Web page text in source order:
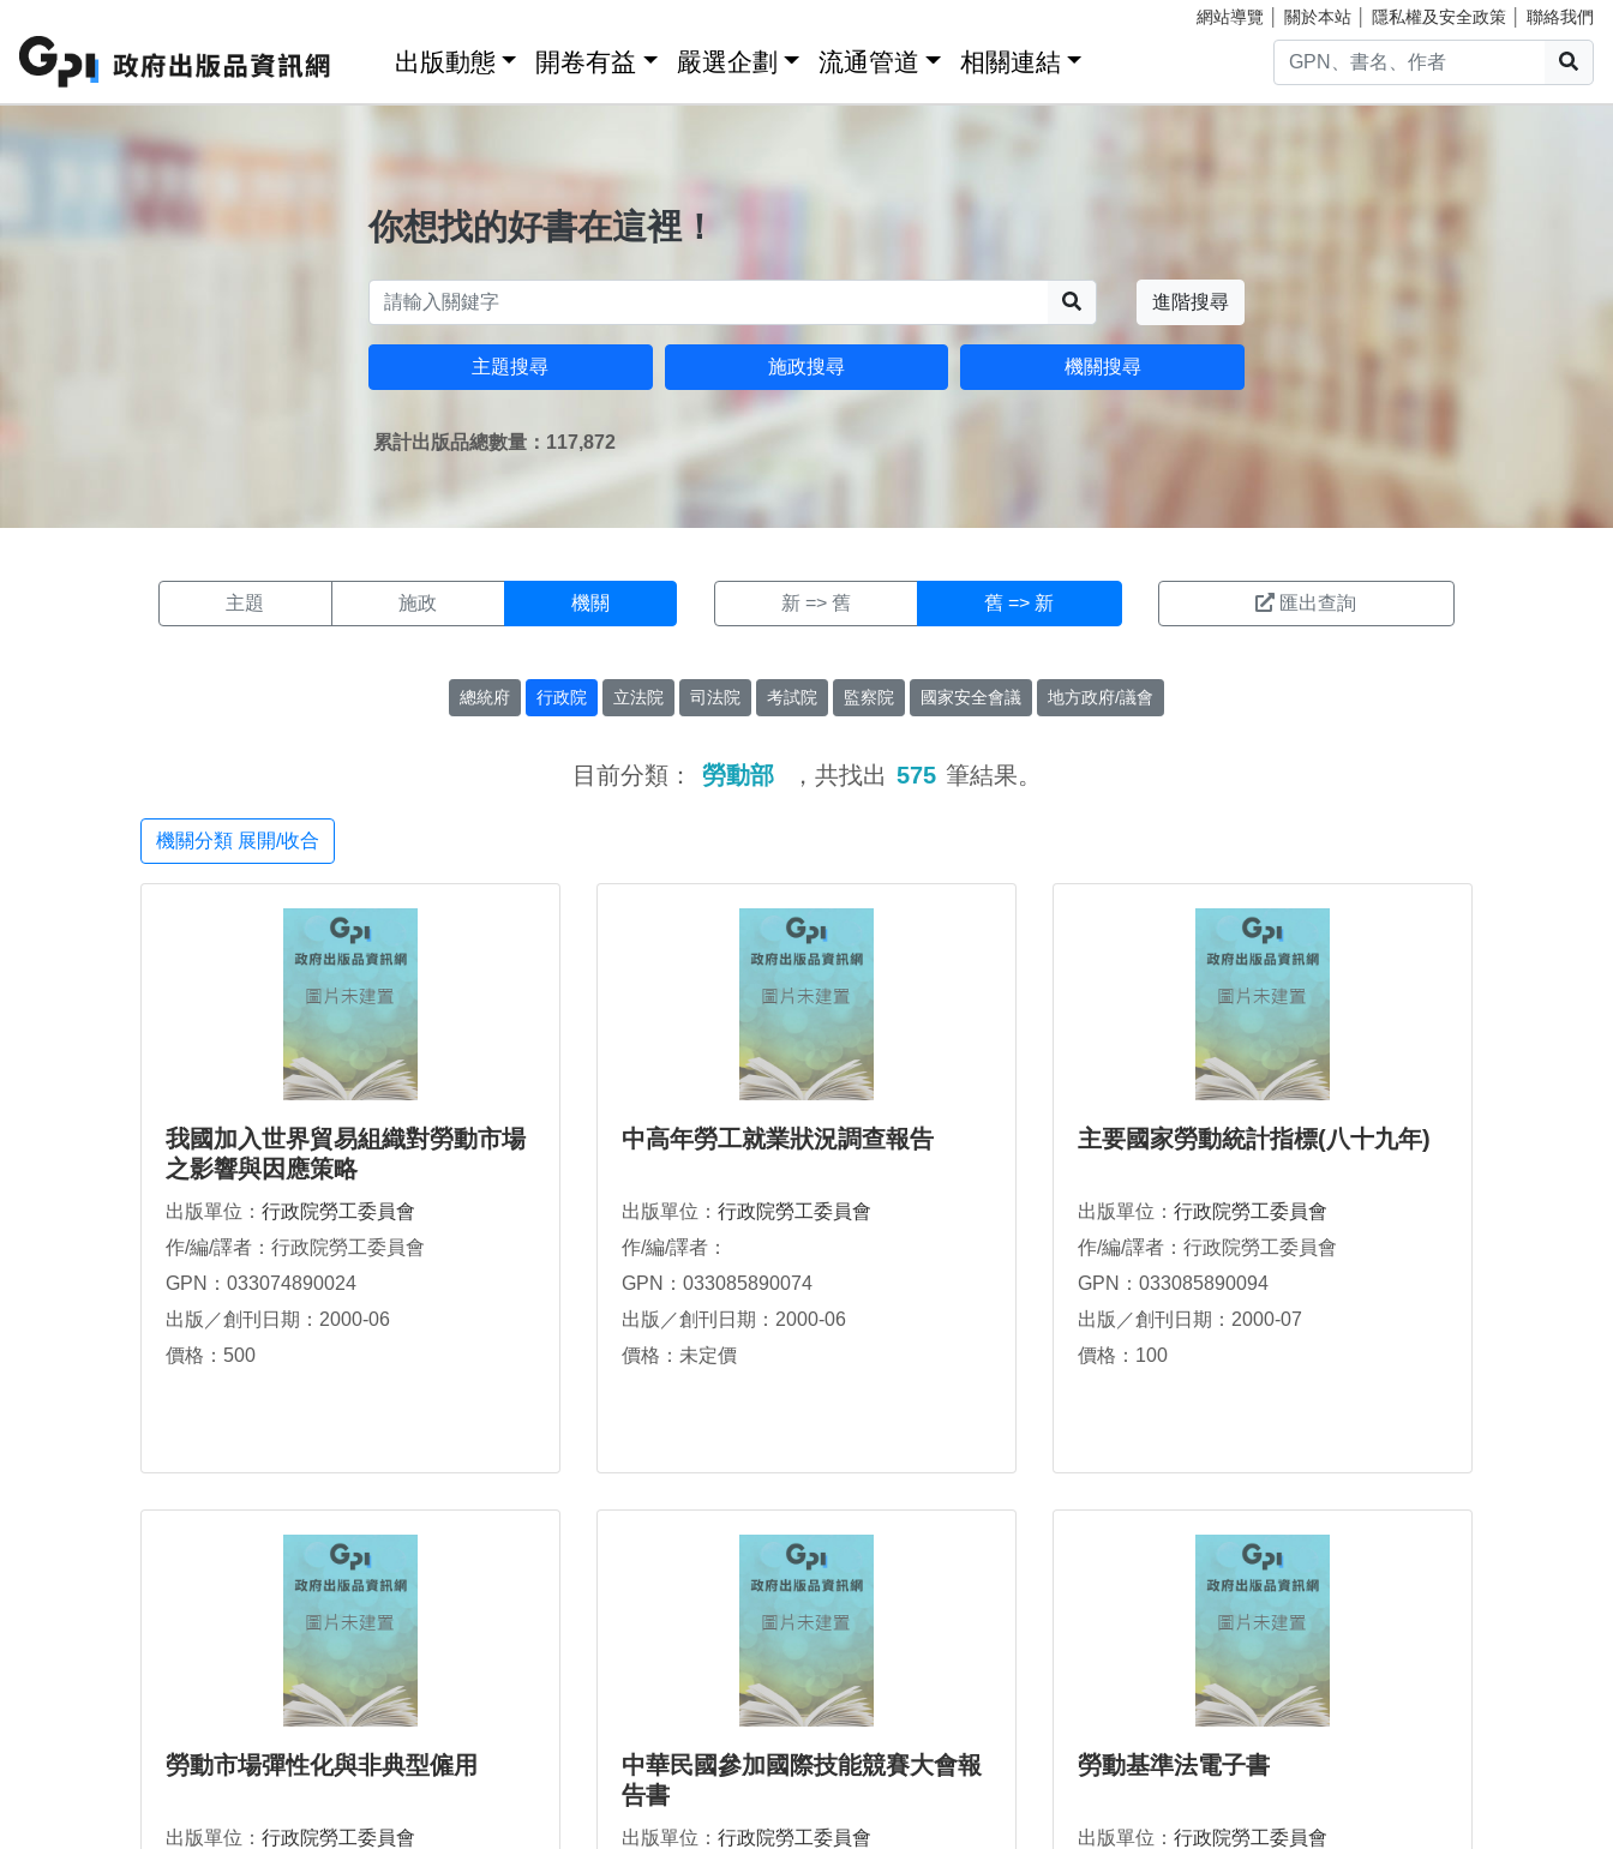
網站導覽 關於本站 隱私權及安全政策 聯絡我們
出版動態 開卷有益 嚴選企劃 流通管道 相關連結
你想找的好書在這裡！
進階搜尋
主題搜尋 施政搜尋 機關搜尋
累計出版品總數量：117,872
主題 施政 機關 新 => 舊 舊 => 新 匯出查詢
總統府 行政院 立法院 司法院 考試院 監察院 國家安全會議 地方政府/議會
目前分類： 勞動部 ，共找出 575 筆結果。
機關分類 展開/收合
我國加入世界貿易組織對勞動市場
之影響與因應策略
出版單位： 行政院勞工委員會
作/編/譯者：行政院勞工委員會
GPN：033074890024
出版／創刊日期：2000-06
價格：500
中高年勞工就業狀況調查報告
出版單位： 行政院勞工委員會
作/編/譯者：
GPN：033085890074
出版／創刊日期：2000-06
價格：未定價
主要國家勞動統計指標(八十九年)
出版單位： 行政院勞工委員會
作/編/譯者：行政院勞工委員會
GPN：033085890094
出版／創刊日期：2000-07
價格：100
勞動市場彈性化與非典型僱用
出版單位： 行政院勞工委員會
中華民國參加國際技能競賽大會報
告書
出版單位： 行政院勞工委員會
勞動基準法電子書
出版單位： 行政院勞工委員會